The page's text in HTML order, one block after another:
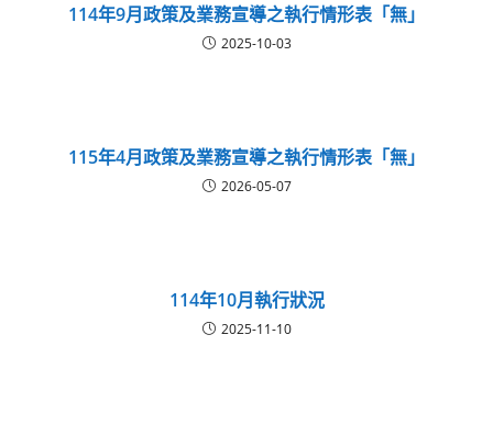
114年9月政策及業務宣導之執行情形表「無」
2025-10-03
115年4月政策及業務宣導之執行情形表「無」
2026-05-07
114年10月執行狀況
2025-11-10